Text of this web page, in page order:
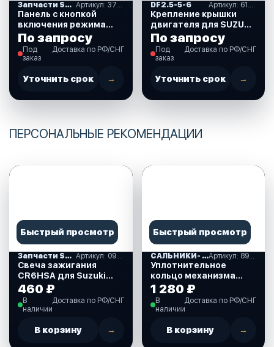
Запчасти SUZUKI Артикул: 37860-87L00-000
Панель с кнопкой
включения режима
Troll (троллинг) для
Suzuki DF40-350 л.с.
(37860-87L00-000)
По запросу
Под
заказ
Доставка по РФ/СНГ
Уточнить срок →
DF2.5-5-6 Артикул: 61611-97J01-000
Крепление крышки
двигателя для SUZUKI
DF2.5 л.с. (61611-
97J01-000)
По запросу
Под
заказ
Доставка по РФ/СНГ
Уточнить срок →
ПЕРСОНАЛЬНЫЕ РЕКОМЕНДАЦИИ
Быстрый просмотр
Запчасти SUZUKI
Свеча зажигания
CR6HSA для Suzuki
DF2.5 л.с. (09482-
00406-000)
460 ₽
В
наличии
Доставка по РФ/СНГ
В корзину →
Быстрый просмотр
САЛЬНИКИ- ПРОКЛАДКИ "MERCURY" (16) Артикул: 893917A01
Уплотнительное
кольцо механизма
ручного подъема для
Mercury 30-40 л.с.
(893917A01)
1 280 ₽
В
наличии
Доставка по РФ/СНГ
В корзину →